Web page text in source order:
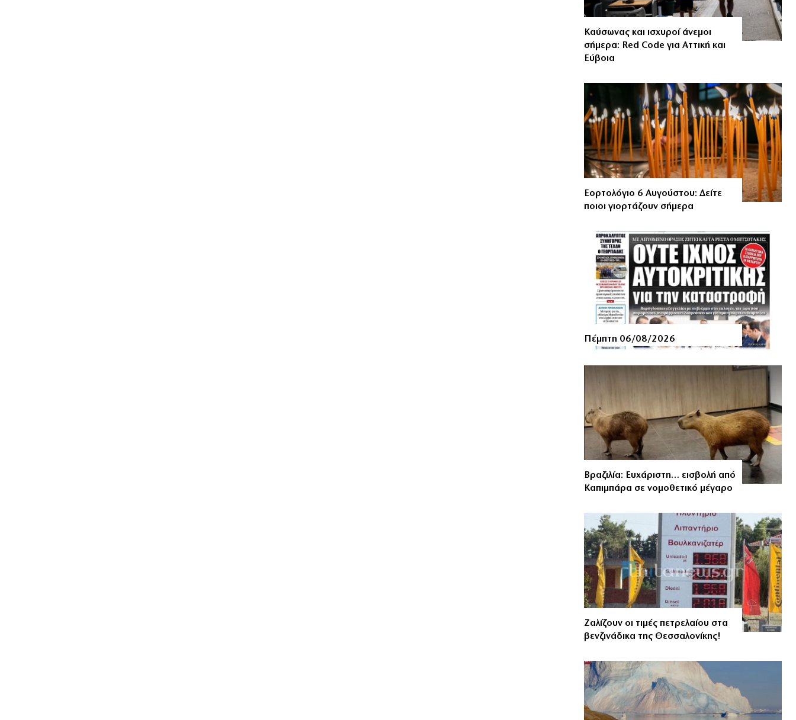
Καύσωνας και ισχυροί άνεμοι
σήμερα: Red Code για Αττική και
Εύβοια
Εορτολόγιο 6 Αυγούστου: Δείτε
ποιοι γιορτάζουν σήμερα
Πέμπτη 06/08/2026
Βραζιλία: Ευχάριστη… εισβολή από
Καπιμπάρα σε νομοθετικό μέγαρο
Ζαλίζουν οι τιμές πετρελαίου στα
βενζινάδικα της Θεσσαλονίκης!